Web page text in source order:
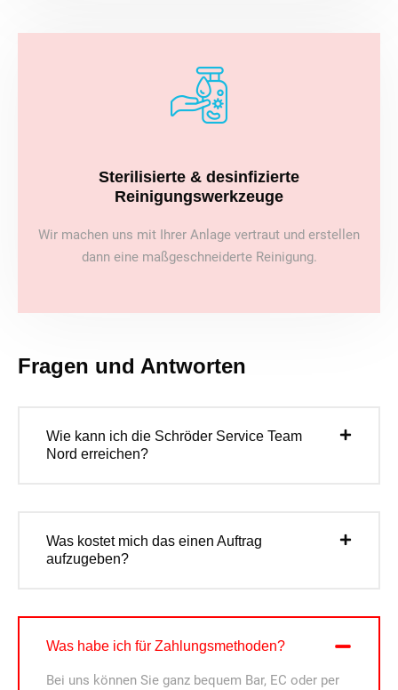
Sterilisierte & desinfizierte
Reinigungswerkzeuge
Wir machen uns mit Ihrer Anlage vertraut und erstellen
dann eine maßgeschneiderte Reinigung.
Fragen und Antworten
Wie kann ich die Schröder Service Team
Nord erreichen?
Was kostet mich das einen Auftrag
aufzugeben?
Was habe ich für Zahlungsmethoden?
Bei uns können Sie ganz bequem Bar, EC oder per